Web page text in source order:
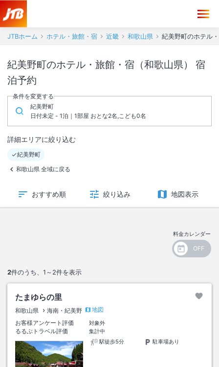
JTBホーム ホテル・旅館・宿 近畿 和歌山県 紀美野町のホテル
紀美野町のホテル・旅館・宿（和歌山県） 宿
泊予約
条件を変更する
紀美野町
日付未定 - 1泊｜1部屋 おとな2名,こども0名
詳細エリアに絞り込む
紀美野町
和歌山県 全域に戻る
おすすめ順 絞り込み 地図表示
料金カレンダー
2件のうち、 1～2件を表示
たまゆらの里
和歌山県 海南・紀美野
地図
お客様アンケート評価
対象外
るるぶトラベル評価
集計中
駅徒歩5分
駐車場あり